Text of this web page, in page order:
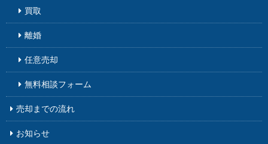
買取
離婚
任意売却
無料相談フォーム
売却までの流れ
お知らせ